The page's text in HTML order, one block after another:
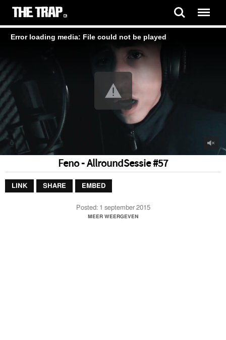
Error loading media: File could not be played
Feno - AllroundSessie #57
LINK SHARE EMBED
Posted:1 september 2015
INSTAGRAM : @Allround.Videos @Feno93_
MEER WEERGEVEN